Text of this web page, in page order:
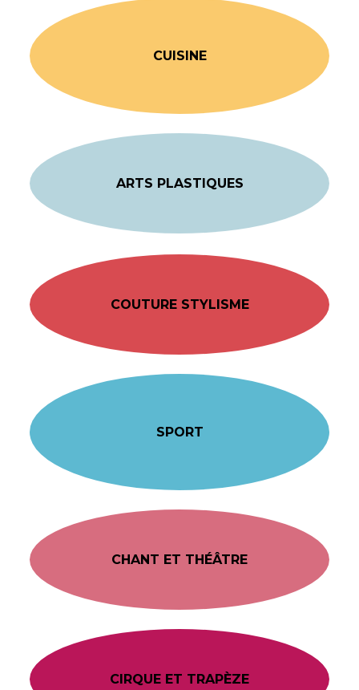
CUISINE
ARTS PLASTIQUES
COUTURE STYLISME
SPORT
CHANT ET THÉÂTRE
CIRQUE ET TRAPÈZE